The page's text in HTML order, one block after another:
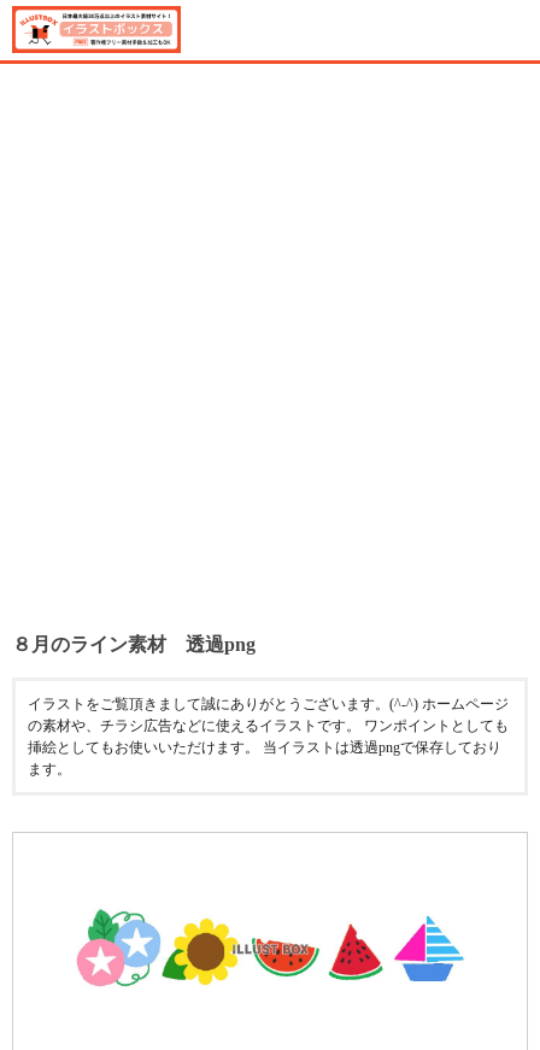
８月のライン素材 透過png
イラストをご覧頂きまして誠にありがとうございます。(^-^) ホームページ
の素材や、チラシ広告などに使えるイラストです。 ワンポイントとしても
挿絵としてもお使いいただけます。 当イラストは透過pngで保存しており
ます。